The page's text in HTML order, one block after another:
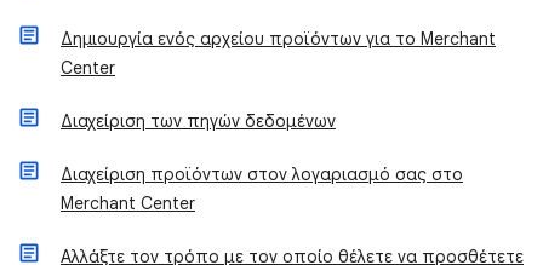
Δημιουργία ενός αρχείου προϊόντων για το Merchant
Center
Διαχείριση των πηγών δεδομένων
Διαχείριση προϊόντων στον λογαριασμό σας στο
Merchant Center
Αλλάξτε τον τρόπο με τον οποίο θέλετε να προσθέτετε